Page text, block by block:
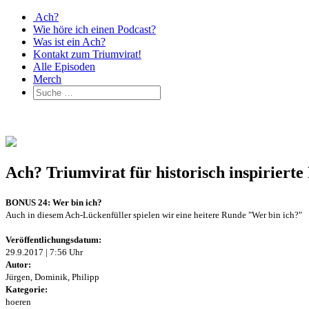
Ach?
Wie höre ich einen Podcast?
Was ist ein Ach?
Kontakt zum Triumvirat!
Alle Episoden
Merch
Ach? Triumvirat für historisch
BONUS 24: Wer bin ich?
Auch in diesem Ach-Lückenfüller spielen wir eine heitere Runde "Wer bin ich?"
Veröffentlichungsdatum:
29.9.2017 | 7:56 Uhr
Autor:
Jürgen, Dominik, Philipp
Kategorie:
hoeren